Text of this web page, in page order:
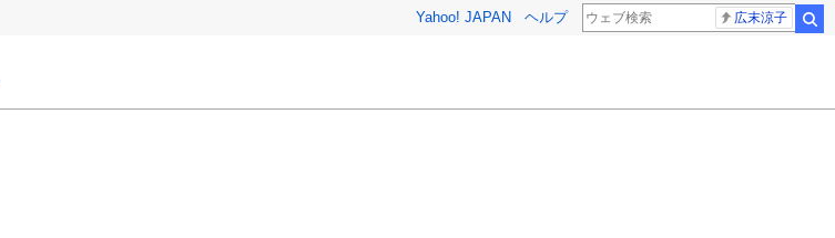
Yahoo! JAPAN ヘルプ 広末涼子